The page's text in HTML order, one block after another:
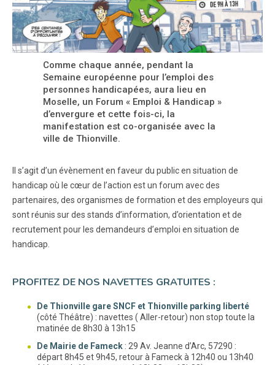
Comme chaque année, pendant la
Semaine européenne pour l’emploi des
personnes handicapées, aura lieu en
Moselle, un Forum « Emploi & Handicap »
d’envergure et cette fois-ci, la
manifestation est co-organisée avec la
ville de Thionville.
Il s’agit d’un évènement en faveur du public en situation de
handicap où le cœur de l’action est un forum avec des
partenaires, des organismes de formation et des employeurs qui
sont réunis sur des stands d’information, d’orientation et de
recrutement pour les demandeurs d’emploi en situation de
handicap.
PROFITEZ DE NOS NAVETTES GRATUITES :
De Thionville gare SNCF et Thionville parking liberté
(côté Théâtre) : navettes ( Aller-retour) non stop toute la
matinée de 8h30 à 13h15
De Mairie de Fameck : 29 Av. Jeanne d’Arc, 57290 :
départ 8h45 et 9h45, retour à Fameck à 12h40 ou 13h40